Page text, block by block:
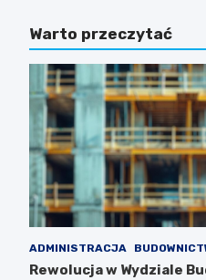
Warto przeczytać
ADMINISTRACJA
Rewolucja w Wydziale